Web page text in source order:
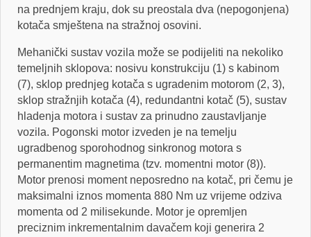
na prednjem kraju, dok su preostala dva (nepogonjena)
kotača smještena na stražnoj osovini.
Mehanički sustav vozila može se podijeliti na nekoliko
temeljnih sklopova: nosivu konstrukciju (1) s kabinom
(7), sklop prednjeg kotača s ugradenim motorom (2, 3),
sklop stražnjih kotača (4), redundantni kotač (5), sustav
hladenja motora i sustav za prinudno zaustavljanje
vozila. Pogonski motor izveden je na temelju
ugradbenog sporohodnog sinkronog motora s
permanentim magnetima (tzv. momentni motor (8)).
Motor prenosi moment neposredno na kotač, pri čemu je
maksimalni iznos momenta 880 Nm uz vrijeme odziva
momenta od 2 milisekunde. Motor je opremljen
preciznim inkrementalnim davačem koji generira 2